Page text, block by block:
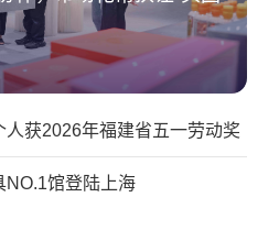
获2026年福建省五一劳动奖
家具NO.1馆登陆上海